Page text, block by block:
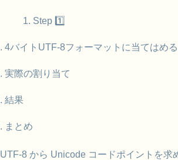
Step 1️⃣
4バイトUTF-8フォーマットに当てはめる
実際の割り当て
結果
まとめ
UTF-8 から Unicode コードポイントを求